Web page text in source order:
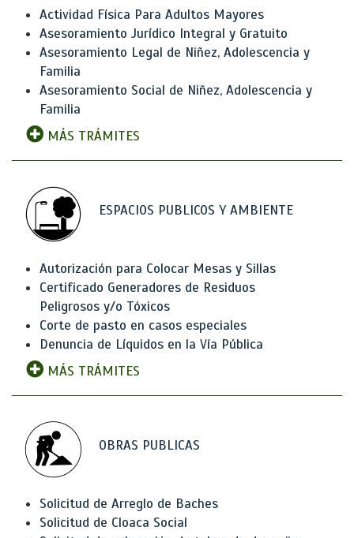
Actividad Física Para Adultos Mayores
Asesoramiento Jurídico Integral y Gratuito
Asesoramiento Legal de Niñez, Adolescencia y
Familia
Asesoramiento Social de Niñez, Adolescencia y
Familia
MÁS TRÁMITES
ESPACIOS PUBLICOS Y AMBIENTE
Autorización para Colocar Mesas y Sillas
Certificado Generadores de Residuos
Peligrosos y/o Tóxicos
Corte de pasto en casos especiales
Denuncia de Líquidos en la Vía Pública
MÁS TRÁMITES
OBRAS PUBLICAS
Solicitud de Arreglo de Baches
Solicitud de Cloaca Social